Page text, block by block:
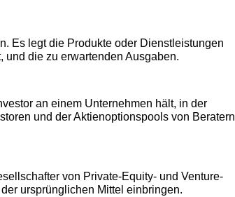
Es legt die Produkte oder Dienstleistungen
und die zu erwartenden Ausgaben.
an einem Unternehmen hält, in der
und der Aktienoptionspools von Beratern
von Private-Equity- und Venture-
ursprünglichen Mittel einbringen.